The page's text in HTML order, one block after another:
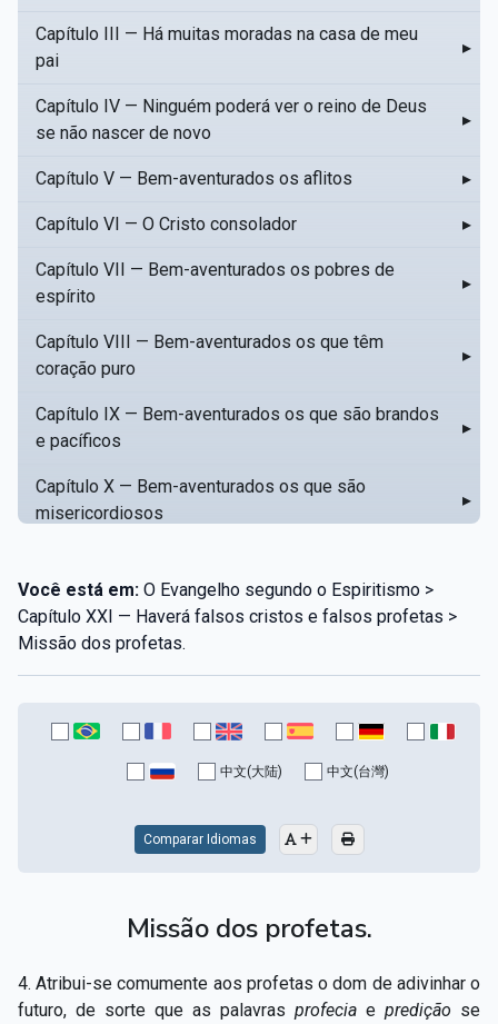
Capítulo III — Há muitas moradas na casa de meu
pai
▸
Capítulo IV — Ninguém poderá ver o reino de Deus
se não nascer de novo
▸
Capítulo V — Bem-aventurados os aflitos ▸
Capítulo VI — O Cristo consolador ▸
Capítulo VII — Bem-aventurados os pobres de
espírito
▸
Capítulo VIII — Bem-aventurados os que têm
coração puro
▸
Capítulo IX — Bem-aventurados os que são brandos
e pacíficos
▸
Capítulo X — Bem-aventurados os que são
misericordiosos
▸
Capítulo XII — Amai os vossos inimigos
Capítulo XIII — Não saiba a vossa mão esquerda o
que dê a vossa mão direita
Capítulo XIV — Honrai a vosso pai e a vossa mãe
Capítulo XV — Fora da caridade não há salvação
Capítulo XVIII — Muitos os chamados, poucos os
Capítulo XIX — A fé transporta montanhas ▸
Você está em: O Evangelho segundo o Espiritismo >
Capítulo XXI — Haverá falsos cristos e falsos profetas >
Missão dos profetas.
中文(大陆) 中文(台灣)
Comparar Idiomas
Missão dos profetas.
4. Atribui-se comumente aos profetas o dom de adivinhar o
futuro, de sorte que as palavras profecia e predição se